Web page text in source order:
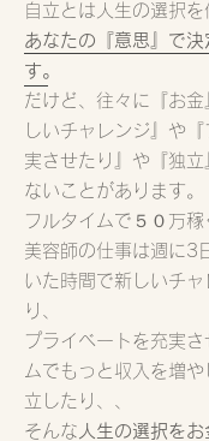
自立とは人生の選択を
あなたの『意思』で
す。
だけど、往々に『お
しいチャレンジ』や
実させたり』や『独
ないことがあります。
フルタイムで５０万
美容師の仕事は週に3
いた時間で新しいチャ
り、
プライベートを充実
ムでもっと収入を増
立したり、、
そんな 人生の選択を